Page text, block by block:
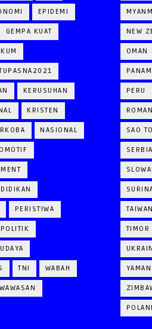
EPIDEMI
GEMPA KUAT
KERUSUHAN
KRISTEN
NASIONAL
PERISTIWA
POLITIK
TNI WABAH
WAWASAN
NEW
OMAN
PERU
SAO
TIMOR
YAMAN